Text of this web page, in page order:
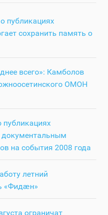
публикациях
сохранить память о
всего»: Камболов
ОМОН
публикациях
на события 2008 года
летний
«Фидӕн»
ограничат